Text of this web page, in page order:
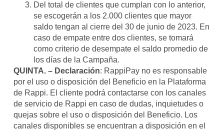
Del total de clientes que cumplan con lo anterior,
se escogerán a los 2.000 clientes que mayor
saldo tengan al cierre del 30 de junio de 2023. En
caso de empate entre dos clientes, se tomará
como criterio de desempate el saldo promedio de
los días de la Campaña.
QUINTA. – Declaración: RappiPay no es responsable
por el uso o disposición del Beneficio en la Plataforma
de Rappi. El cliente podrá contactarse con los canales
de servicio de Rappi en caso de dudas, inquietudes o
quejas sobre el uso o disposición del Beneficio. Los
canales disponibles se encuentran a disposición en el